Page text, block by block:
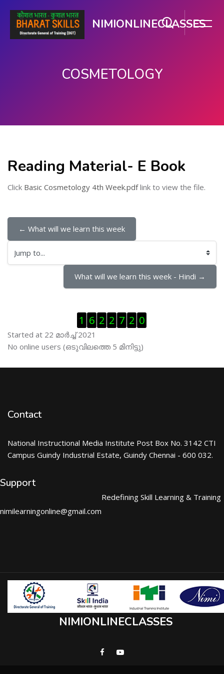
NIMIONLINECLASSES
COSMETOLOGY
Reading Material- E Book
Click Basic Cosmetology 4th Week.pdflink to view the file.
← What will we learn this week
Jump to...
What will we learn this week - Hindi →
1 6 2 2 7 2 0
Started at 22 മാര്‍ച്ച് 2021
Skip ഓണ്‍ലയിന്‍ ഉപഭൊക്താക്കള്‍
No online users (ഒടുവിലത്തെ 5 മിനിട്ടു)
Contact
National Instructional Media Institute Post Box No. 3142 CTI
Campus Guindy Industrial Estate, Guindy Chennai - 600 032.
Support
nimilearningonline@gmail.com
Redefining Skill Learning & Training
NIMIONLINECLASSES